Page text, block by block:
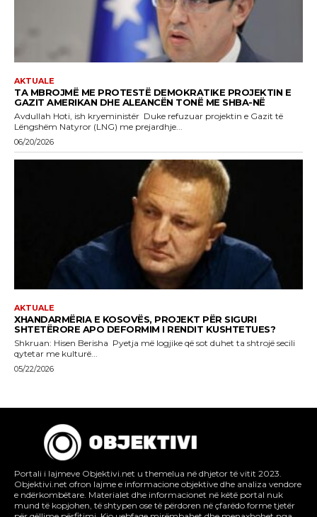
Portali i lajmeve Objektivi.net u themelua në dhjetor të vitit 2023.
Objektivi.net ofron lajme e informacione objektive dhe analiza vendore
e ndërkombëtare. Materialet dhe informacionet në këtë portal nuk
mund të kopjohen, të shtypen ose të përdoren në çfarëdo forme tjetër